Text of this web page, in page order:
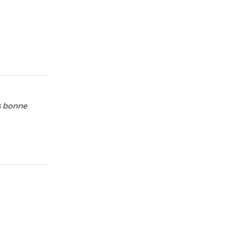
bonne